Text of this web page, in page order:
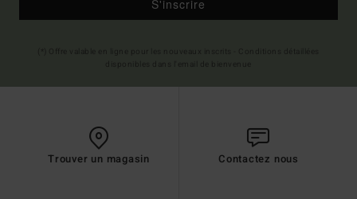
S'inscrire
Trouver un magasin Contactez nous